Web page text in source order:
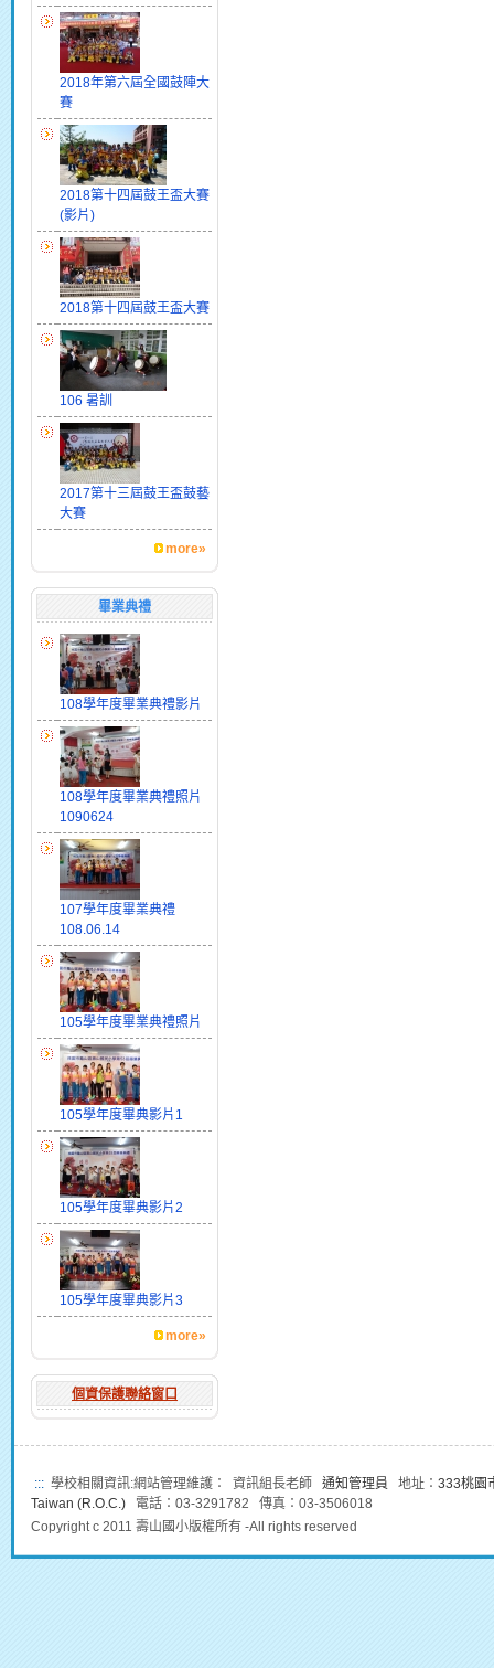
2018年第六屆全國鼓陣大
賽
2018第十四屆鼓王盃大賽
(影片)
2018第十四屆鼓王盃大賽
106 暑訓
2017第十三屆鼓王盃鼓藝
大賽
more»
畢業典禮
108學年度畢業典禮影片
108學年度畢業典禮照片
1090624
107學年度畢業典禮
108.06.14
105學年度畢業典禮照片
105學年度畢典影片1
105學年度畢典影片2
105學年度畢典影片3
more»
個資保護聯絡窗口
::: 學校相關資訊:網站管理維護： 資訊組長老師 通知管理員 地址： 333桃園
Taiwan (R.O.C.) 電話：03-3291782 傳真：03-3506018
Copyright c 2011 壽山國小版權所有 -All rights reserved